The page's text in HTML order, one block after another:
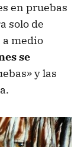
en pruebas
solo de
a medio
se
y las